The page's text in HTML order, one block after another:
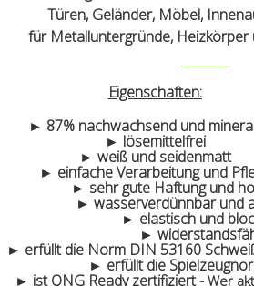
Türen, Geländer, Möbel,
für Metalluntergründe, Heizkörper
Eigenschaften:
► 87% nachwachsend und
► lösemittelfrei
► weiß und seidenmatt
► einfache Verarbeitung und
► sehr gute Haftung und
► wasserverdünnbar und
► elastisch und
►
► erfüllt die Norm DIN 53160
► erfüllt die
► ist QNG Ready zertifiziert -Wer